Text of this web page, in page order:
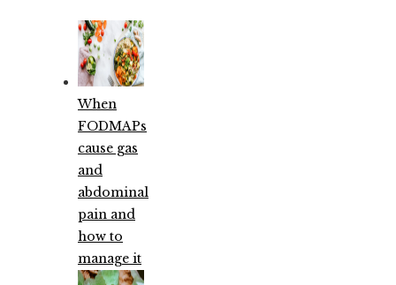
When
FODMAPs
cause gas
and
abdominal
pain and
how to
manage it